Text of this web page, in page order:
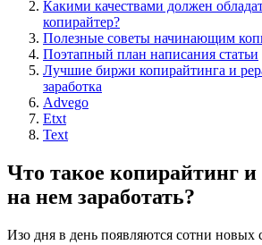
Какими качествами должен
копирайтер?
Полезные советы начинающим
Поэтапный план написания статьи
Лучшие биржи копирайтинга и
заработка
Advego
Etxt
Text
Что такое копирайтинг
на нем заработать?
Изо дня в день появляются сотни новых